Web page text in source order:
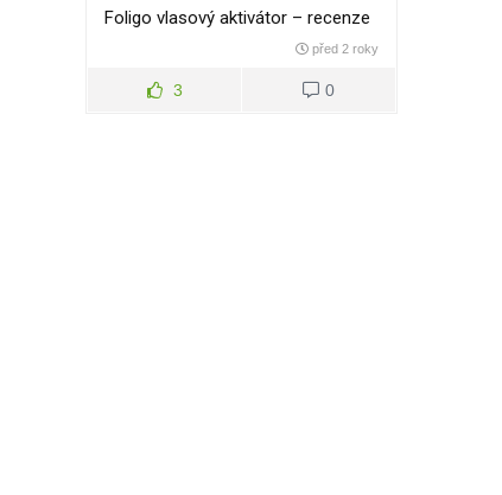
Foligo vlasový aktivátor – recenze
před 2 roky
3 0